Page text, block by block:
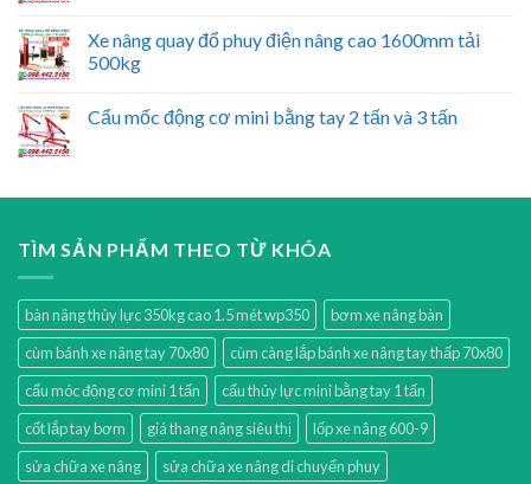
Xe nâng quay đổ phuy điện nâng cao 1600mm tải
500kg
Cẩu mốc động cơ mini bằng tay 2 tấn và 3 tấn
TÌM SẢN PHẨM THEO TỪ KHÓA
bàn nâng thủy lực 350kg cao 1.5 mét wp350
bơm xe nâng bàn
cùm bánh xe nâng tay 70x80
cùm càng lắp bánh xe nâng tay thấp 70x80
cẩu móc động cơ mini 1 tấn
cẩu thủy lực mini bằng tay 1 tấn
cốt lắp tay bơm
giá thang nâng siêu thị
lốp xe nâng 600-9
sửa chữa xe nâng
sửa chữa xe nâng di chuyển phuy